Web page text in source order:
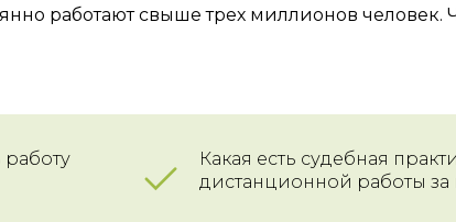
работают свыше трех миллионов человек.
Какая есть судебная
дистанционной работы за